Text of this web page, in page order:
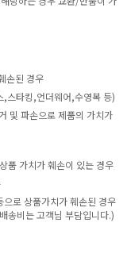
손된 경우
,스타킹,언더웨어,수영복 등)
및 파손으로 제품의 가치가
품 가치가 훼손이 있는 경우
로 상품가치가 훼손된 경우
송비는 고객님 부담입니다.)